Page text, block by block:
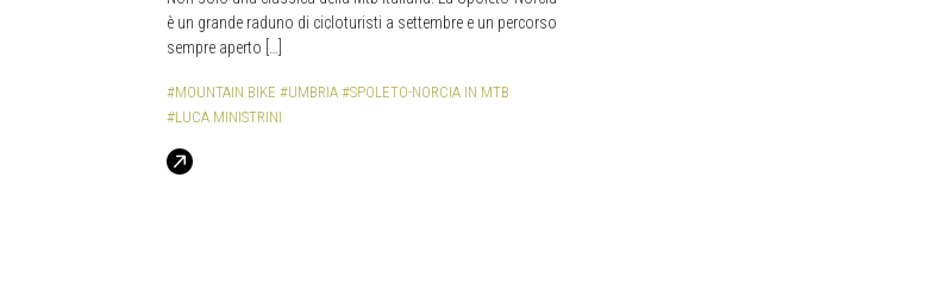
è un grande raduno di cicloturisti a settembre e un percorso
sempre aperto […]
#MOUNTAIN BIKE #UMBRIA #SPOLETO-NORCIA IN MTB
#LUCA MINISTRINI